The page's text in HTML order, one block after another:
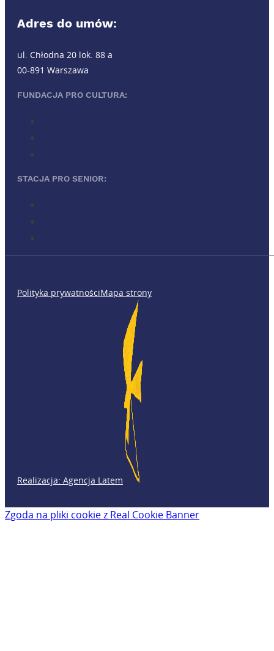
Adres do umów:
ul. Chłodna 20 lok. 88 a
00-891 Warszawa
FUNDACJA PRO CULTURA:
STACJA PRO SENIOR:
Polityka prywatnościMapa strony
Realizacja: Agencja Latem
Zgoda na pliki cookie z Real Cookie Banner